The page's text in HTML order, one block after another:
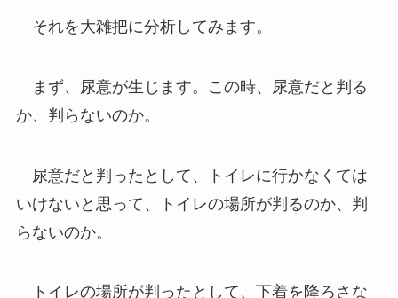
それを大雑把に分析してみます。
まず、尿意が生じます。この時、尿意だと判る
か、判らないのか。
尿意だと判ったとして、トイレに行かなくては
いけないと思って、トイレの場所が判るのか、判
らないのか。
トイレの場所が判ったとして、下着を降ろさな